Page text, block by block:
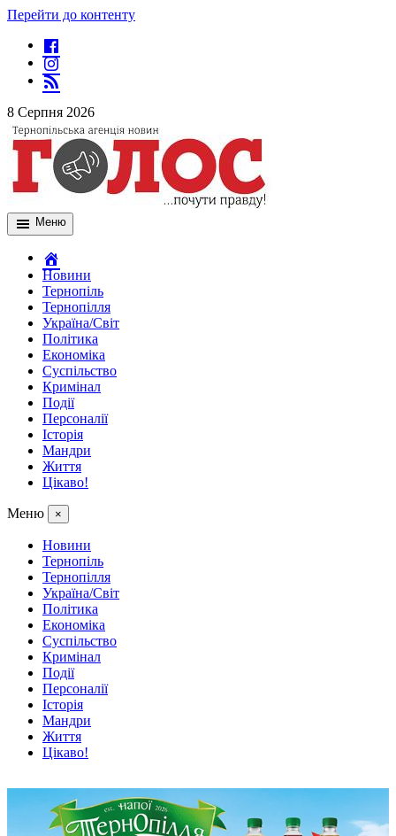
Перейти до контенту
8 Серпня 2026
Меню
Новини
Тернопіль
Тернопілля
Україна/Світ
Політика
Економіка
Суспільство
Кримінал
Події
Персоналії
Історія
Мандри
Життя
Цікаво!
Меню ×
Новини
Тернопіль
Тернопілля
Україна/Світ
Політика
Економіка
Суспільство
Кримінал
Події
Персоналії
Історія
Мандри
Життя
Цікаво!